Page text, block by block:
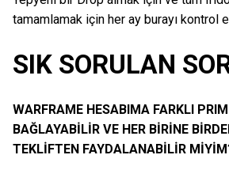
tamamlamak için her ay burayı kontrol
SIK SORULAN
WARFRAME HESABIMA FARKLI
BAĞLAYABİLİR VE HER BİRİNE
TEKLİFTEN FAYDALANABİLİR